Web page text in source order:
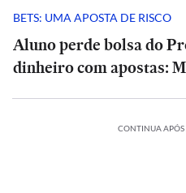
BETS: UMA APOSTA DE RISCO
Aluno perde bolsa do
dinheiro com apostas:
CONTINUA